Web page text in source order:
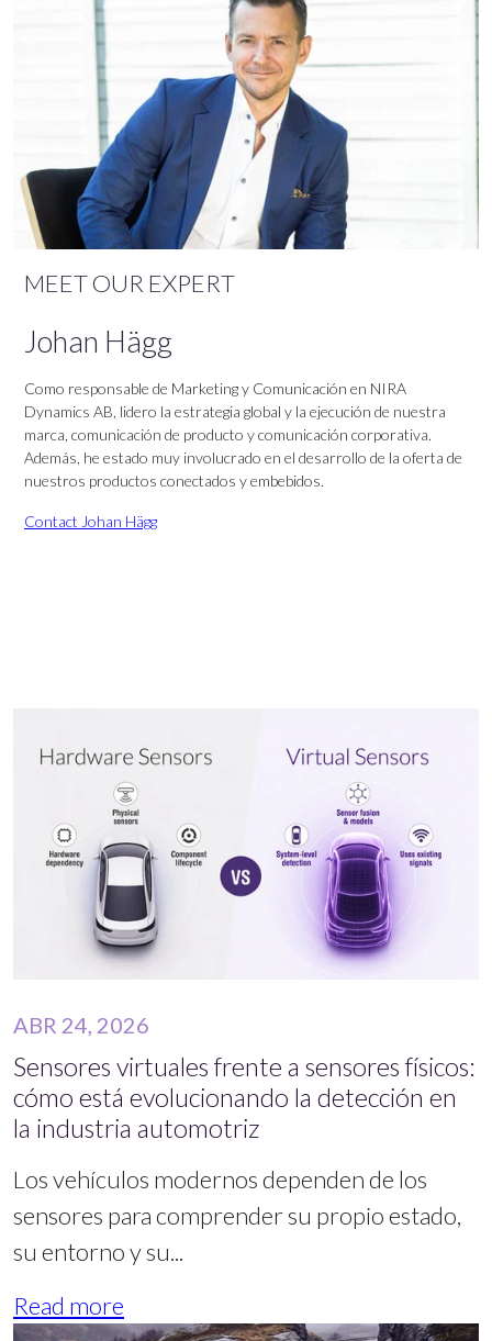
MEET OUR EXPERT
Johan Hägg
Como responsable de Marketing y Comunicación en NIRA
Dynamics AB, lidero la estrategia global y la ejecución de nuestra
marca, comunicación de producto y comunicación corporativa.
Además, he estado muy involucrado en el desarrollo de la oferta de
nuestros productos conectados y embebidos.
Contact Johan Hägg
ABR 24, 2026
Sensores virtuales frente a sensores físicos:
cómo está evolucionando la detección en
la industria automotriz
Los vehículos modernos dependen de los
sensores para comprender su propio estado,
su entorno y su...
Read more